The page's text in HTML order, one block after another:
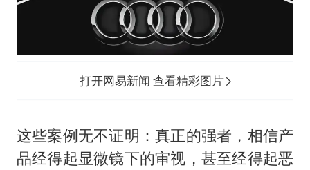
打开网易新闻 查看精彩图片
这些案例无不证明：真正的强者，相信产
品经得起显微镜下的审视，甚至经得起恶